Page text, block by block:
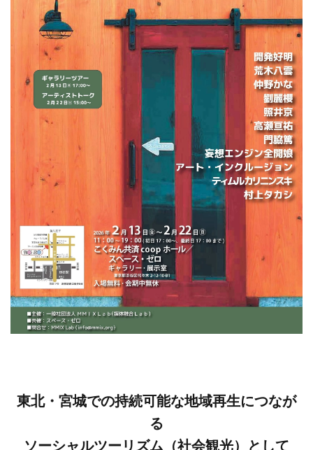
東北・宮城での持続可能な地域再生につなが
る
ソーシャルツーリズム（社会観光）として